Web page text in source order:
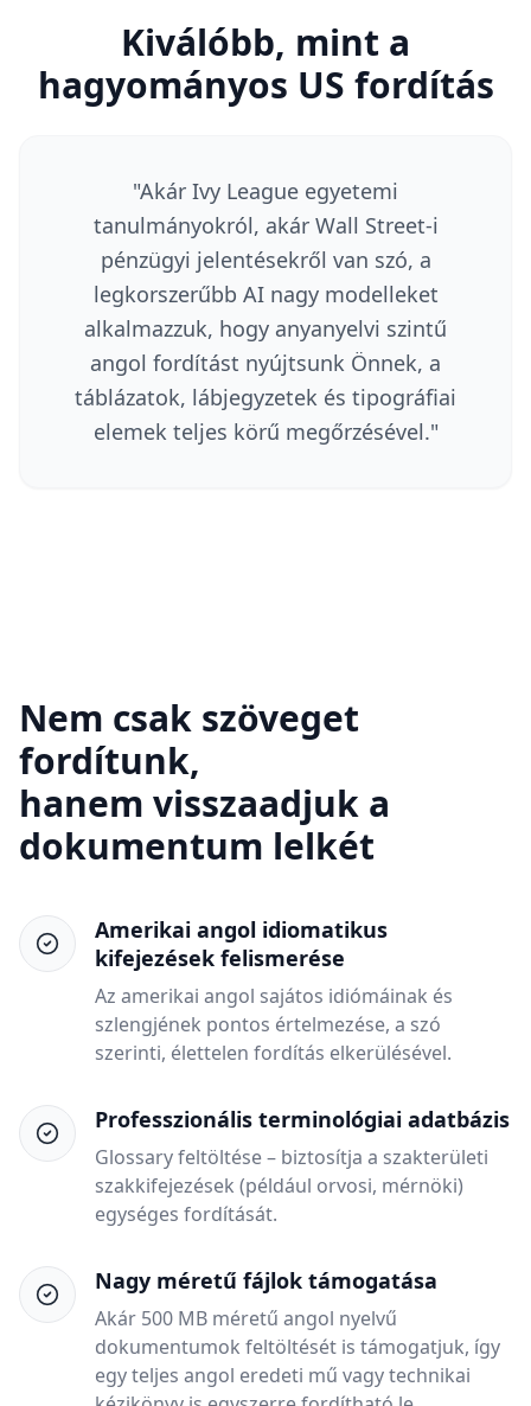
Kiválóbb, mint a
hagyományos US fordítás
"Akár Ivy League egyetemi
tanulmányokról, akár Wall Street-i
pénzügyi jelentésekről van szó, a
legkorszerűbb AI nagy modelleket
alkalmazzuk, hogy anyanyelvi szintű
angol fordítást nyújtsunk Önnek, a
táblázatok, lábjegyzetek és tipográfiai
elemek teljes körű megőrzésével."
Nem csak szöveget
fordítunk,
hanem visszaadjuk a
dokumentum lelkét
Amerikai angol idiomatikus
kifejezések felismerése
Az amerikai angol sajátos idiómáinak és
szlengjének pontos értelmezése, a szó
szerinti, élettelen fordítás elkerülésével.
Professzionális terminológiai adatbázis
Glossary feltöltése – biztosítja a szakterületi
szakkifejezések (például orvosi, mérnöki)
egységes fordítását.
Nagy méretű fájlok támogatása
Akár 500 MB méretű angol nyelvű
dokumentumok feltöltését is támogatjuk, így
egy teljes angol eredeti mű vagy technikai